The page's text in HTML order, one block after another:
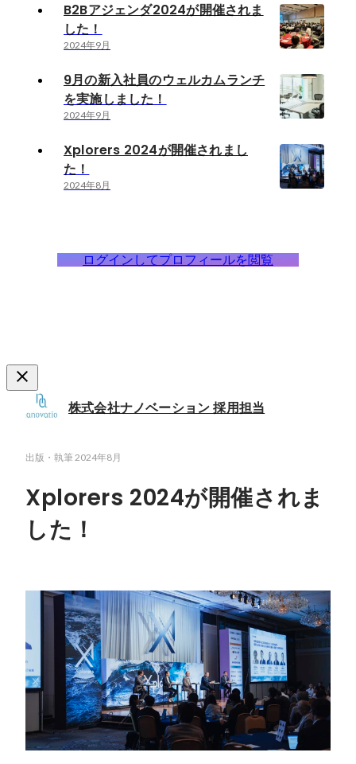
B2Bアジェンダ2024が開催されま
した！
2024年9月
9月の新入社員のウェルカムランチ
を実施しました！
2024年9月
Xplorers 2024が開催されまし
た！
2024年8月
ログインしてプロフィールを閲覧
株式会社ナノベーション 採用担当
出版・執筆2024年8月
Xplorers 2024が開催されま
した！